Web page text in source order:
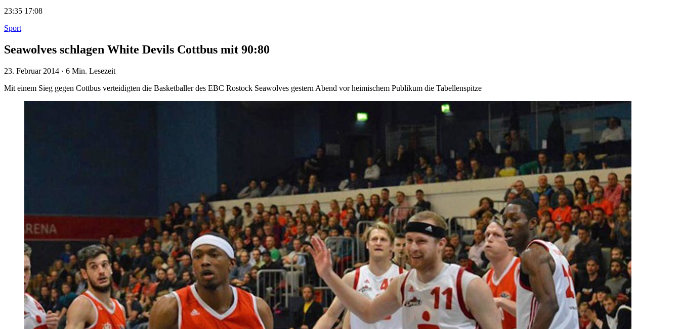
23:35 17:08
Sport
Seawolves schlagen White Devils Cottbus mit 90:80
23. Februar 2014 · 6 Min. Lesezeit
Mit einem Sieg gegen Cottbus verteidigten die Basketballer des EBC Rostock Seawolves gestern Abend vor heimischem Publikum die Tabellenspitze